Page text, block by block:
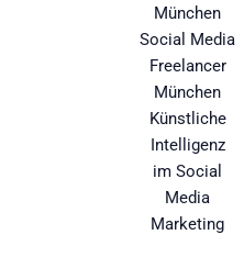
München
Social Media
Freelancer
München
Künstliche
Intelligenz
im Social
Media
Marketing